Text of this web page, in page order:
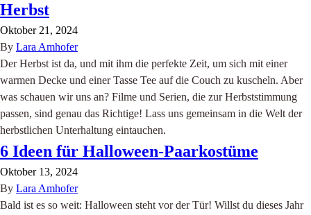
Herbst
Oktober 21, 2024
By Lara Amhofer
Der Herbst ist da, und mit ihm die perfekte Zeit, um sich mit einer
warmen Decke und einer Tasse Tee auf die Couch zu kuscheln. Aber
was schauen wir uns an? Filme und Serien, die zur Herbststimmung
passen, sind genau das Richtige! Lass uns gemeinsam in die Welt der
herbstlichen Unterhaltung eintauchen.
6 Ideen für Halloween-Paarkostüme
Oktober 13, 2024
By Lara Amhofer
Bald ist es so weit: Halloween steht vor der Tür! Willst du dieses Jahr